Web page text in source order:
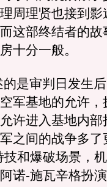
周理贤也接到影
这部终结者的故
十分一般。
审判日发生后
军基地的允许
许进入基地内部
之间的战争多了
和爆破场景，
诺-施瓦辛格扮